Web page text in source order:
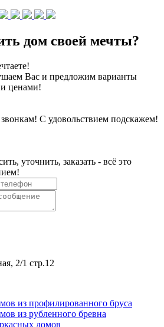
дом своей мечты?
Вас и предложим варианты
и ценами!
С удовольствием подскажем!
уточнить, заказать - всё это
2/1 стр.12
из профилированного бруса
из рубленного бревна
домов